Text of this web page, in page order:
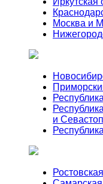
Москва и
и